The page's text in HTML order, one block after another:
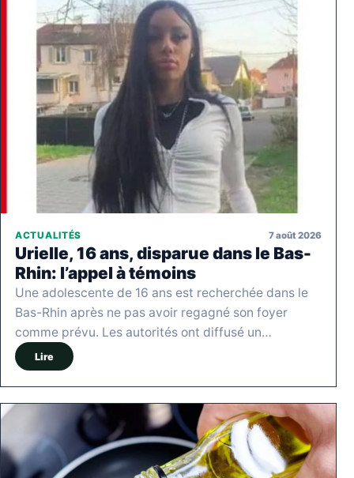
ACTUALITÉS 7 août 2026
Urielle, 16 ans, disparue dans le Bas-
Rhin: l’appel à témoins
Une adolescente de 16 ans est recherchée dans le
Bas-Rhin après ne pas avoir regagné son foyer
comme prévu. Les autorités ont diffusé un…
Lire